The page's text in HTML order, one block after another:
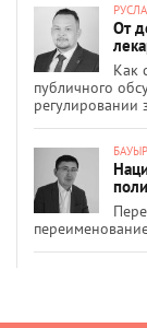
От
Как
публичного
регулировании